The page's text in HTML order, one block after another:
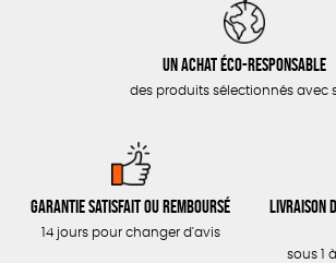
Un achat éco-responsable
des produits sélectionnés avec
Garantie satisfait ou remboursé
14 jours pour changer d'avis
Livraison
sous 1